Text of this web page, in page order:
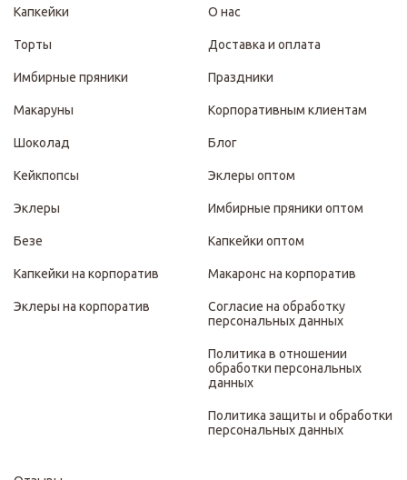
Капкейки
Торты
Имбирные пряники
Макаруны
Шоколад
Кейкпопсы
Эклеры
Безе
Капкейки на корпоратив
Эклеры на корпоратив
О нас
Доставка и оплата
Праздники
Корпоративным клиентам
Блог
Эклеры оптом
Имбирные пряники оптом
Капкейки оптом
Макаронс на корпоратив
Согласие на обработку
персональных данных
Политика в отношении
обработки персональных
данных
Политика защиты и обработки
персональных данных